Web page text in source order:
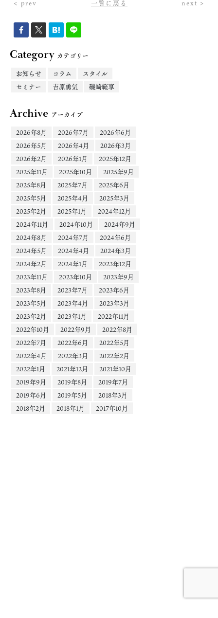
< prev 一覧に戻る next >
Categoryカテゴリー
お知らせ
コラム
スタイル
セミナー
吉原勇気 磯崎範享
Archive アーカイブ
2026年8月
2026年7月
2026年6月
2026年5月
2026年4月
2026年3月
2026年2月
2026年1月
2025年12月
2025年11月
2025年10月
2025年9月
2025年8月
2025年7月
2025年6月
2025年5月
2025年4月
2025年3月
2025年2月
2025年1月
2024年12月
2024年11月
2024年10月
2024年9月
2024年8月
2024年7月
2024年6月
2024年5月
2024年4月
2024年3月
2024年2月
2024年1月
2023年12月
2023年11月
2023年10月
2023年9月
2023年8月
2023年7月
2023年6月
2023年5月
2023年4月
2023年3月
2023年2月
2023年1月
2022年11月
2022年10月
2022年9月
2022年8月
2022年7月
2022年6月
2022年5月
2022年4月
2022年3月
2022年2月
2022年1月
2021年12月
2021年10月
2019年9月
2019年8月
2019年7月
2019年6月
2019年5月
2018年3月
2018年2月
2018年1月 2017年10月